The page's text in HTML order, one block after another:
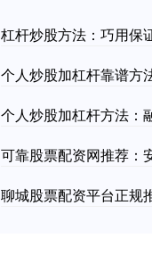
杠杆炒股方法：巧用保
个人炒股加杠杆靠谱方
个人炒股加杠杆方法：
可靠股票配资网推荐：
聊城股票配资平台正规